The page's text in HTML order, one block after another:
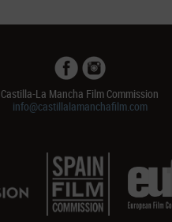
Castilla-La Mancha Film Commission
info@castillalamanchafilm.com